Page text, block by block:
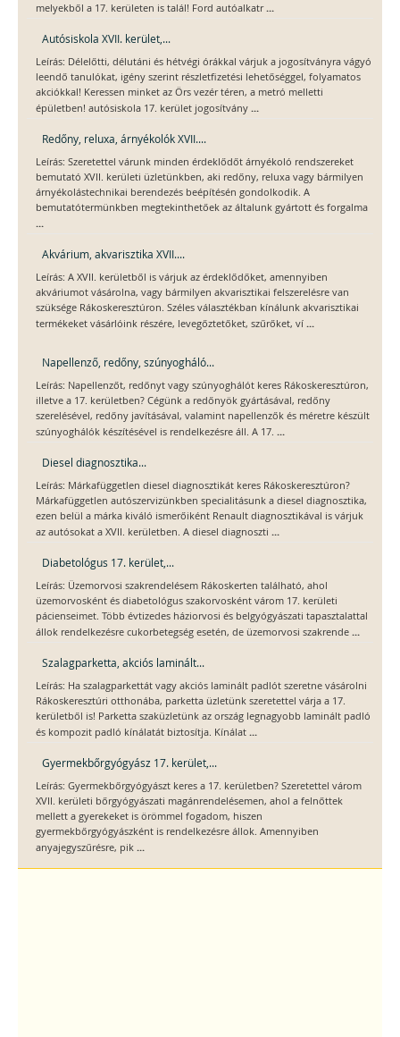
melyekből a 17. kerületen is talál! Ford autóalkatr...
Autósiskola XVII. kerület,...
Leírás: Délelőtti, délutáni és hétvégi órákkal várjuk a jogosítványra vágyó
leendő tanulókat, igény szerint részletfizetési lehetőséggel, folyamatos
akciókkal! Keressen minket az Örs vezér téren, a metró melletti
épületben! autósiskola 17. kerület jogosítvány ...
Redőny, reluxa, árnyékolók XVII....
Leírás: Szeretettel várunk minden érdeklődőt árnyékoló rendszereket
bemutató XVII. kerületi üzletünkben, aki redőny, reluxa vagy bármilyen
árnyékolástechnikai berendezés beépítésén gondolkodik. A
bemutatótermünkben megtekinthetőek az általunk gyártott és forgalma
...
Akvárium, akvarisztika XVII....
Leírás: A XVII. kerületből is várjuk az érdeklődőket, amennyiben
akváriumot vásárolna, vagy bármilyen akvarisztikai felszerelésre van
szüksége Rákoskeresztúron. Széles választékban kínálunk akvarisztikai
termékeket vásárlóink részére, levegőztetőket, szűrőket, ví ...
Napellenző, redőny, szúnyogháló...
Leírás: Napellenzőt, redőnyt vagy szúnyoghálót keres Rákoskeresztúron,
illetve a 17. kerületben? Cégünk a redőnyök gyártásával, redőny
szerelésével, redőny javításával, valamint napellenzők és méretre készült
szúnyoghálók készítésével is rendelkezésre áll. A 17. ...
Diesel diagnosztika...
Leírás: Márkafüggetlen diesel diagnosztikát keres Rákoskeresztúron?
Márkafüggetlen autószervizünkben specialitásunk a diesel diagnosztika,
ezen belül a márka kiváló ismerőiként Renault diagnosztikával is várjuk
az autósokat a XVII. kerületben. A diesel diagnoszti ...
Diabetológus 17. kerület,...
Leírás: Üzemorvosi szakrendelésem Rákoskerten található, ahol
üzemorvosként és diabetológus szakorvosként várom 17. kerületi
pácienseimet. Több évtizedes háziorvosi és belgyógyászati tapasztalattal
állok rendelkezésre cukorbetegség esetén, de üzemorvosi szakrende ...
Szalagparketta, akciós laminált...
Leírás: Ha szalagparkettát vagy akciós laminált padlót szeretne vásárolni
Rákoskeresztúri otthonába, parketta üzletünk szeretettel várja a 17.
kerületből is! Parketta szaküzletünk az ország legnagyobb laminált padló
és kompozit padló kínálatát biztosítja. Kínálat ...
Gyermekbőrgyógyász 17. kerület,...
Leírás: Gyermekbőrgyógyászt keres a 17. kerületben? Szeretettel várom
XVII. kerületi bőrgyógyászati magánrendelésemen, ahol a felnőttek
mellett a gyerekeket is örömmel fogadom, hiszen
gyermekbőrgyógyászként is rendelkezésre állok. Amennyiben
anyajegyszűrésre, pik ...